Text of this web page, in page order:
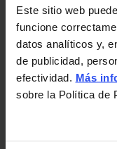
Este sitio web
funcione
datos analíticos y,
de publicidad,
efectividad. Más
sobre la Política de
SUELO
DE
TU
HOGAR
Exposiciones
Camino de
L-V: 10:15 a